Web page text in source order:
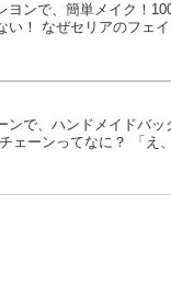
ヨンで、簡単メイク！
い！ なぜセリアのフェ
ンで、ハンドメイドバ
ェーンってなに？ 「え